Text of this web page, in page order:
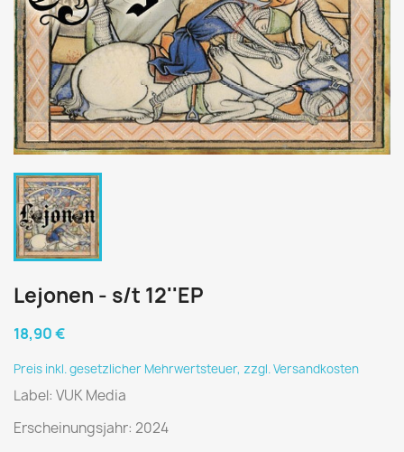
Lejonen - s/t 12''EP
18,90 €
Preis inkl. gesetzlicher Mehrwertsteuer, zzgl. Versandkosten
Label: VUK Media
Erscheinungsjahr: 2024